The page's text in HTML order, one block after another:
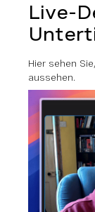
Live-
Hier sehen
aussehen.